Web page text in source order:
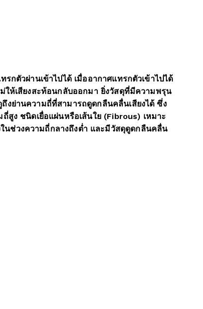
ตัวผ่านเข้าไปได้ เมื่ออากาศแทรกตัวเข้าไปได้
ให้เสียงสะท้อนกลับออกมา ยิ่งวัสดุที่มีความพรุน
งย่านความถี่ที่สามารถดูดกลืนคลื่นเสียงได้ ซึ่ง
สูง ชนิดเยื่อแผ่นหรือเส้นใย (Fibrous) เหมาะ
นช่วงความถี่กลางถึงต่ำ และมีวัสดุดูดกลืนคลื่น